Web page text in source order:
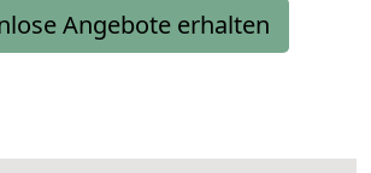
Angebote erhalten